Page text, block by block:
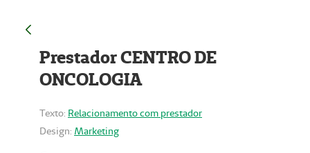
Prestador CENTRO DE
ONCOLOGIA
Texto: Relacionamento com prestador
Design: Marketing